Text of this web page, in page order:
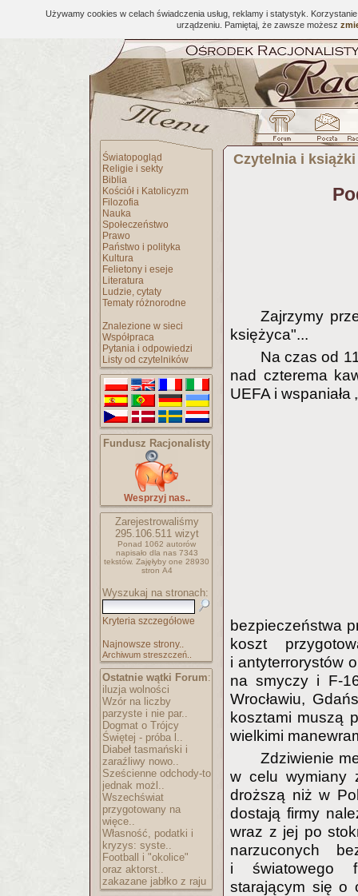
Używamy cookies w celach świadczenia usług, reklamy i statystyk.
urządzeniu. Pamiętaj, że zawsze możesz
Światopogląd
Religie i sekty
Biblia
Kościół i Katolicyzm
Filozofia
Nauka
Społeczeństwo
Prawo
Państwo i polityka
Kultura
Felietony i eseje
Literatura
Ludzie, cytaty
Tematy różnorodne
Znalezione w sieci
Współpraca
Pytania i odpowiedzi
Listy od czytelników
Fundusz Racjonalisty
Wesprzyj nas..
Zarejestrowaliśmy
295.106.511wizyt
Ponad 1062 autorów
napisało dla nas 7343
tekstów. Zajęłyby one 28930
stron A4
Wyszukaj na stronach:
Kryteria szczegółowe
Najnowsze strony..
Archiwum streszczeń..
Ostatnie wątki Forum:
iluzja wolności
Wzór na liczby
parzyste i nie par..
Dogmat o Trójcy
Świętej - próba l..
Diabeł tasmański i
zaraźliwy nowo..
Sześcienne odchody-to
jednak możl..
Wszechświat
przygotowany na
więce..
Własność, podatki i
kryzys: syste..
Football i "okolice"
oraz aktorst..
zakazane jabłko z raju
Czytelnia i książki
Zajrzymy
księżyca"...
Na czas od
nad czterema
UEFA i
bezpieczeństwa
koszt
i antyterrorystów
na smyczy i F-
Wrocławiu,
kosztami muszą
wielkimi
Zdziwienie
w celu wymiany
droższą niż w
dostają firmy
wraz z jej po
narzuconych
i światowego
starającym się o